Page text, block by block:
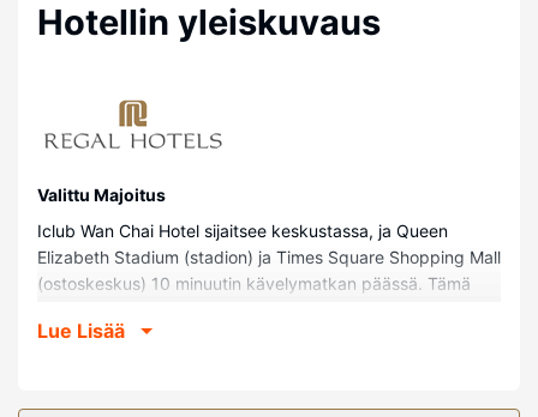
Hotellin yleiskuvaus
Valittu Majoitus
Iclub Wan Chai Hotel sijaitsee keskustassa, ja Queen
Elizabeth Stadium (stadion) ja Times Square Shopping Mall
(ostoskeskus) 10 minuutin kävelymatkan päässä. Tämä
Racecourse ja 1,4 km:n päässä kohteesta Hongkongin
Lue Lisää